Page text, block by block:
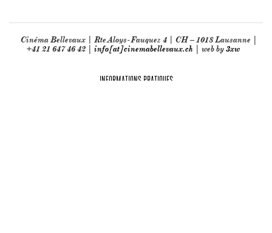
Cinéma Bellevaux | Rte Aloys-Fauquez 4 | CH – 1018 Lausanne |
+41 21 647 46 42 | info[at]cinemabellevaux.ch | web by3xw
INFORMATIONS PRATIQUES